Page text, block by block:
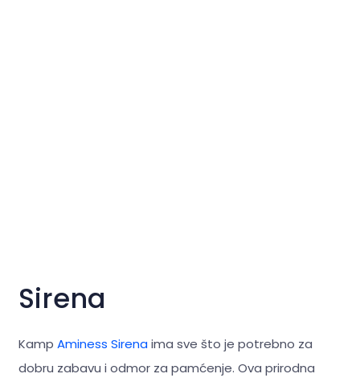
Sirena
Kamp Aminess Sirenaima sve što je potrebno za
dobru zabavu i odmor za pamćenje. Ova prirodna